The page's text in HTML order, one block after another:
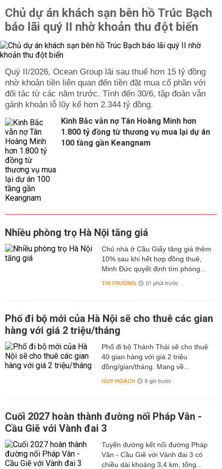
Chủ dự án khách sạn bên hồ Trúc Bạch
báo lãi quý II nhờ khoản thu đột biến
Quý II/2026, Ocean Group lãi sau thuế hơn 15 tỷ đồng
nhờ khoản tiền liên quan đến tiền đặt mua cổ phần với
đối tác từ các năm trước. Tính đến 30/6, tập đoàn vẫn
gánh khoản lỗ lũy kế hơn 2.344 tỷ đồng.
Kinh Bắc vẫn nợ Tân Hoàng Minh hơn
1.800 tỷ đồng từ thương vụ mua lại dự án
100 tầng gần Keangnam
Nhiều phòng trọ Hà Nội tăng giá
Chủ nhà ở Cầu Giấy tăng giá thêm
10% sau khi hết hợp đồng thuê,
Minh Đức quyết định tìm phòng...
THỊ TRƯỜNG 01 phút trước
Phố đi bộ mới của Hà Nội sẽ cho thuê các gian
hàng với giá 2 triệu/tháng
Phố đi bộ Thành Thái sẽ cho thuê
40 gian hàng với giá 2 triệu
đồng/gian/tháng. Mang về...
QUY HOẠCH 8 giờ trước
Cuối 2027 hoàn thành đường nối Pháp Vân -
Cầu Giẽ với Vành đai 3
Tuyến đường kết nối đường Pháp
Vân - Cầu Giẽ với Vành đai 3 có
chiều dài khoảng 3,4 km, tổng...